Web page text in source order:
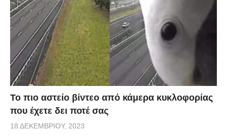
Το πιο αστείο βίντεο από κάμερα κυκλοφορίας
που έχετε δει ποτέ σας
18 ΔΕΚΕΜΒΡΊΟΥ, 2023